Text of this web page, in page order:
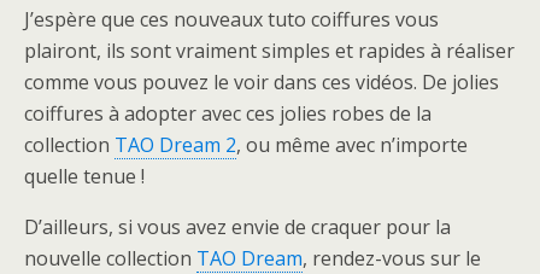
J’espère que ces nouveaux tuto coiffures vous
plairont, ils sont vraiment simples et rapides à réaliser
comme vous pouvez le voir dans ces vidéos. De jolies
coiffures à adopter avec ces jolies robes de la
collection TAO Dream 2, ou même avec n’importe
quelle tenue !
D’ailleurs, si vous avez envie de craquer pour la
nouvelle collection TAO Dream, rendez-vous sur le